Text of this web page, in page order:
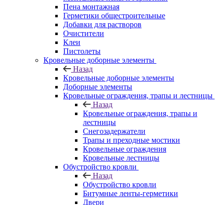
Пена монтажная
Герметики общестроительные
Добавки для растворов
Очистители
Клеи
Пистолеты
Кровельные доборные элементы
Назад
Кровельные доборные элементы
Доборные элементы
Кровельные ограждения, трапы и лестницы
Назад
Кровельные ограждения, трапы и
лестницы
Снегозадержатели
Трапы и преходные мостики
Кровельные ограждения
Кровельные лестницы
Обустройство кровли
Назад
Обустройство кровли
Битумные ленты-герметики
Двери